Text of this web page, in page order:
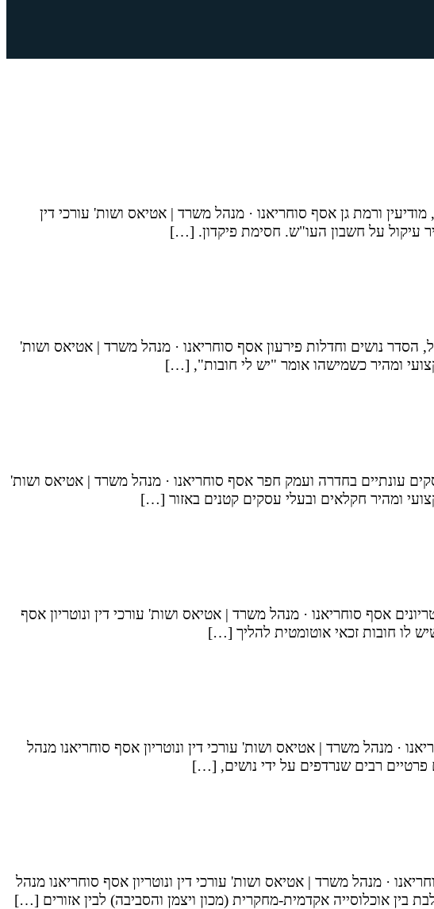
ורמת גן אסף סוחריאנו · מנהל משרד | אטיאס ושות' עורכי דין
עיקול על חשבון העו"ש. חסימת פיקדון. […]
הסדר נושים וחדלות פירעון אסף סוחריאנו · מנהל משרד | אטיאס ושות'
ומהיר כשמישהו אומר "יש לי חובות", […]
עונתיים בחדרה ועמק חפר אסף סוחריאנו · מנהל משרד | אטיאס ושות'
ומהיר חקלאים ובעלי עסקים קטנים באזור […]
אסף סוחריאנו · מנהל משרד | אטיאס ושות' עורכי דין ונוטריון אסף
לו חובות זכאי אוטומטית להליך […]
· מנהל משרד | אטיאס ושות' עורכי דין ונוטריון אסף סוחריאנו מנהל
רבים שנרדפים על ידי נושים, […]
· מנהל משרד | אטיאס ושות' עורכי דין ונוטריון אסף סוחריאנו מנהל
אוכלוסייה אקדמית-מחקרית (מכון ויצמן והסביבה) לבין אזורים […]